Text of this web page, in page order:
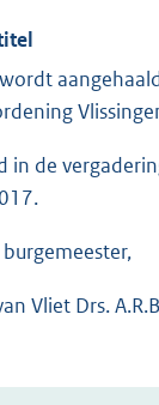
in de
Vliet Drs.